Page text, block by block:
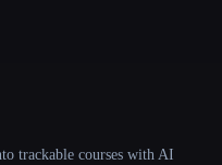
trackable courses with AI